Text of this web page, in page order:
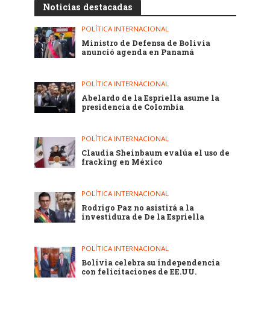
Noticias destacadas
POLÍTICA INTERNACIONAL
Ministro de Defensa de Bolivia
anunció agenda en Panamá
POLÍTICA INTERNACIONAL
Abelardo de la Espriella asume la
presidencia de Colombia
POLÍTICA INTERNACIONAL
Claudia Sheinbaum evalúa el uso de
fracking en México
POLÍTICA INTERNACIONAL
Rodrigo Paz no asistirá a la
investidura de De la Espriella
POLÍTICA INTERNACIONAL
Bolivia celebra su independencia
con felicitaciones de EE.UU.